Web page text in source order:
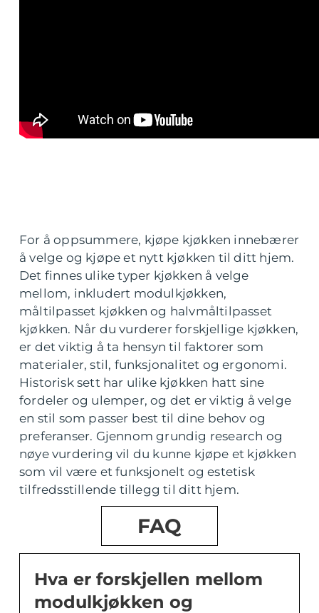
For å oppsummere, kjøpe kjøkken innebærer
å velge og kjøpe et nytt kjøkken til ditt hjem.
Det finnes ulike typer kjøkken å velge
mellom, inkludert modulkjøkken,
måltilpasset kjøkken og halvmåltilpasset
kjøkken. Når du vurderer forskjellige kjøkken,
er det viktig å ta hensyn til faktorer som
materialer, stil, funksjonalitet og ergonomi.
Historisk sett har ulike kjøkken hatt sine
fordeler og ulemper, og det er viktig å velge
en stil som passer best til dine behov og
preferanser. Gjennom grundig research og
nøye vurdering vil du kunne kjøpe et kjøkken
som vil være et funksjonelt og estetisk
tilfredsstillende tillegg til ditt hjem.
FAQ
Hva er forskjellen mellom
modulkjøkken og